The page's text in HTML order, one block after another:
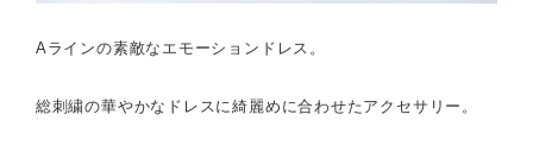
Aラインの素敵なエモーションドレス。
総刺繍の華やかなドレスに綺麗めに合わせたアクセサリー。